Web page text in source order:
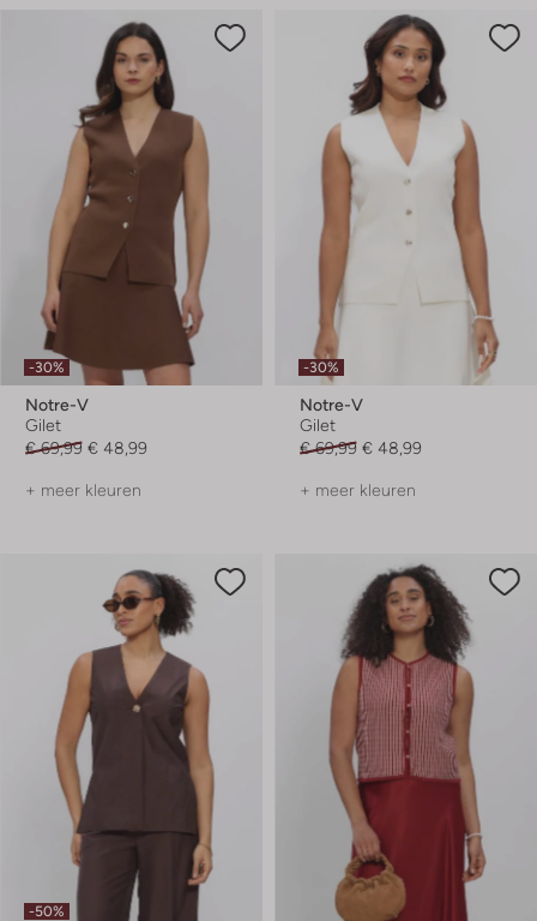
-30%
Notre-V
Gilet
€ 69,99 € 48,99
+ meer kleuren
-30%
Notre-V
Gilet
€ 69,99 € 48,99
+ meer kleuren
-50%